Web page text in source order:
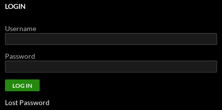
LOGIN
Username
Password
Lost Password